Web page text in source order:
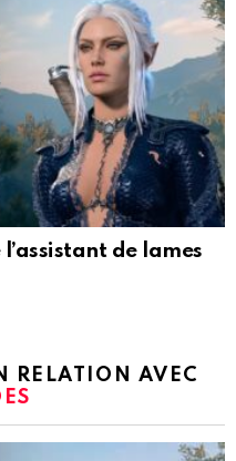
de lames
RELATION AVEC